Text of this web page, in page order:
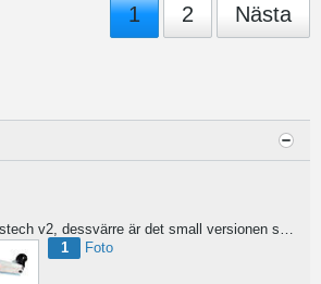
1 2 Nästa
Jag äger en twistech v2, dessvärre är det small versionen som bara kan använda 60/100 tråd, 0,6mm?...
1
Foto